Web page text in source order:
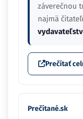
záverečnou
najmä
Prečítať
Prečítané.sk